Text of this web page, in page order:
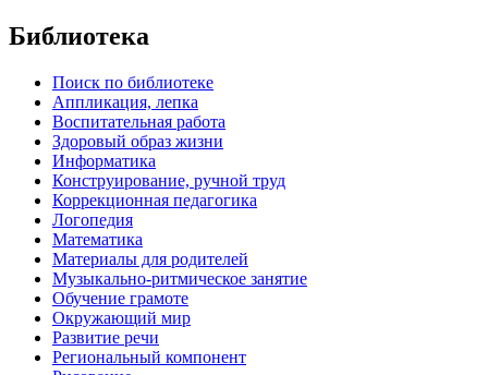
Библиотека
Поиск по библиотеке
Аппликация, лепка
Воспитательная работа
Здоровый образ жизни
Информатика
Конструирование, ручной труд
Коррекционная педагогика
Логопедия
Математика
Материалы для родителей
Музыкально-ритмическое занятие
Обучение грамоте
Окружающий мир
Развитие речи
Региональный компонент